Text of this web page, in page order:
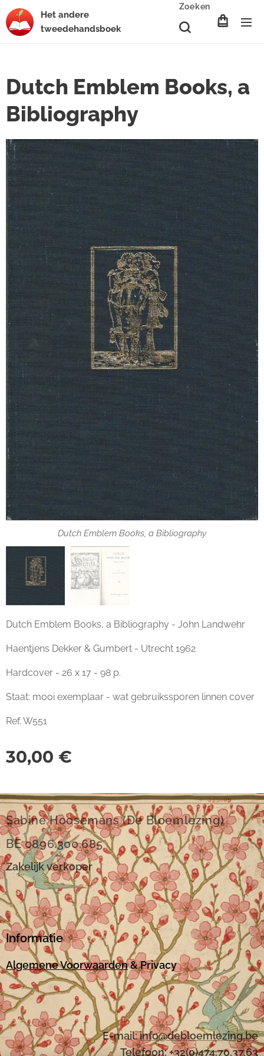
Het andere
tweedehandsboek
Zoeken
Dutch Emblem Books, a
Bibliography
Dutch Emblem Books, a Bibliography
Dutch Emblem Books, a Bibliography
Dutch Emblem Books, a Bibliography - John Landwehr
Haentjens Dekker & Gumbert - Utrecht 1962
Hardcover - 26 x 17 - 98 p.
Staat: mooi exemplaar - wat gebruikssporen linnen cover
Ref. W551
30,00 €
Sabine Hoosemans (De Bloemlezing)
BE 0896.300.685
Zakelijk verkoper
Informatie
Algemene Voorwaarden& Privacy
E-mail:info@debloemlezing.be
Telefoon: +32(0)474.70.37.63